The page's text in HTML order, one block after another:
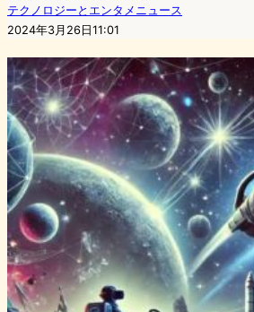
テクノロジーとエンタメニュース
2024年3月26日11:01